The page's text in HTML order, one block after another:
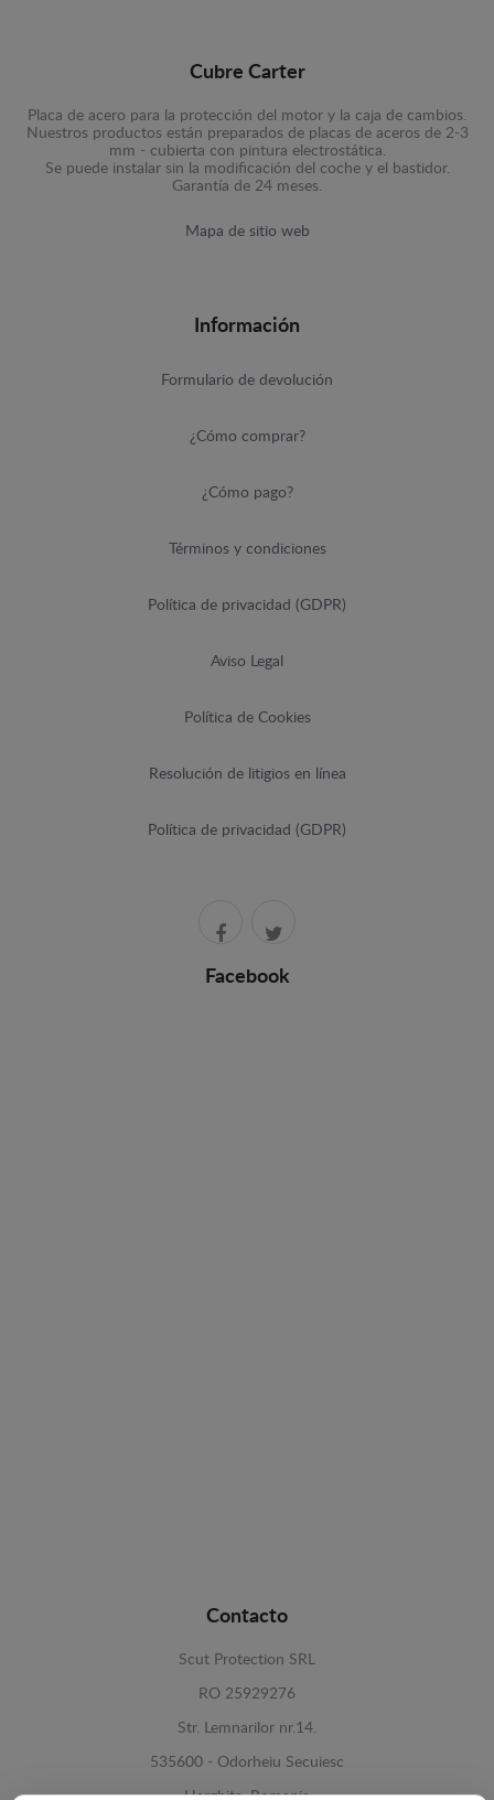
Cubre Carter
Placa de acero para la protección del motor y la caja de cambios.
Nuestros productos están preparados de placas de aceros de 2-3
mm - cubierta con pintura electrostática.
Se puede instalar sin la modificación del coche y el bastidor.
Garantía de 24 meses.
Mapa de sitio web
Información
Formulario de devolución
¿Cómo comprar?
¿Cómo pago?
Términos y condiciones
Política de privacidad (GDPR)
Aviso Legal
Política de Cookies
Resolución de litigios en línea
Política de privacidad (GDPR)
Facebook
Contacto
Scut Protection SRL
RO 25929276
Str. Lemnarilor nr.14.
535600 - Odorheiu Secuiesc
Harghita, Romania